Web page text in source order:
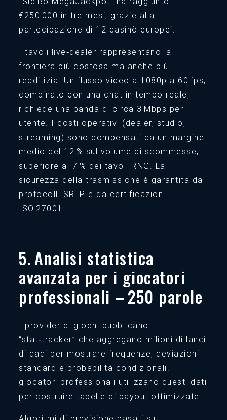
€250 000 in tre mesi, grazie alla
partecipazione di 12 casinò europei.
I tavoli live‑dealer rappresentano la
frontiera più costosa ma anche più
redditizia. Un flusso video a 1080p a 60 fps,
combinato con una chat in tempo reale,
richiede una banda di circa 3 Mbps per
utente. I costi operativi (dealer, studio,
streaming) sono compensati da un margine
medio del 12 % sul volume di scommesse,
superiore al 7 % dei tavoli RNG. La
sicurezza della trasmissione è garantita da
protocolli SRTP e da certificazioni
ISO 27001.
5. Analisi statistica
avanzata per i giocatori
professionali – 250 parole
I provider di giochi pubblicano
“stat‑tracker” che aggregano milioni di lanci
di dadi per mostrare frequenze, deviazioni
standard e probabilità condizionali. I
giocatori professionali utilizzano questi dati
per costruire tabelle di payout ottimizzate.